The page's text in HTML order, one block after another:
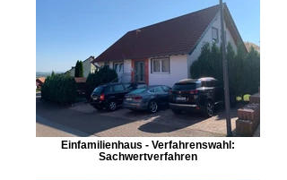
Einfamilienhaus - Verfahrenswahl:
Sachwertverfahren